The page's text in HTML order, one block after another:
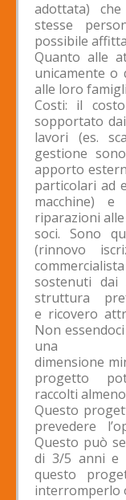
adottata)
stesse
possibile
Quanto alle
unicamente o
alle loro
Costi: il
sopportato
lavori (es.
gestione
apporto
particolari ad
macchine)
riparazioni
soci. Sono
(rinnovo
sostenuti dai
struttura
e ricovero
Non
una
dimensione
progetto
raccolti
Questo
prevedere
Questo può
di 3/5 anni e
questo
interromperlo